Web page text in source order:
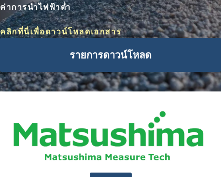
ค่าการนำไฟฟ้าต่ำ
คลิกที่นี่เพื่อดาวน์โหลดเอกสาร
รายการดาวน์โหลด